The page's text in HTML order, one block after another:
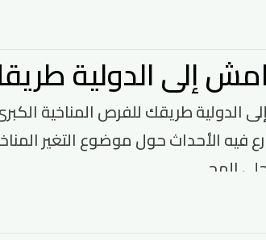
إلى الدولية
الدولية طريقك للفرص المناخية
الأحداث حول موضوع التغير
المح...